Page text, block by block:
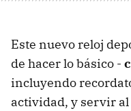
Este nuevo reloj
de hacer lo básico -
incluyendo
actividad, y servir